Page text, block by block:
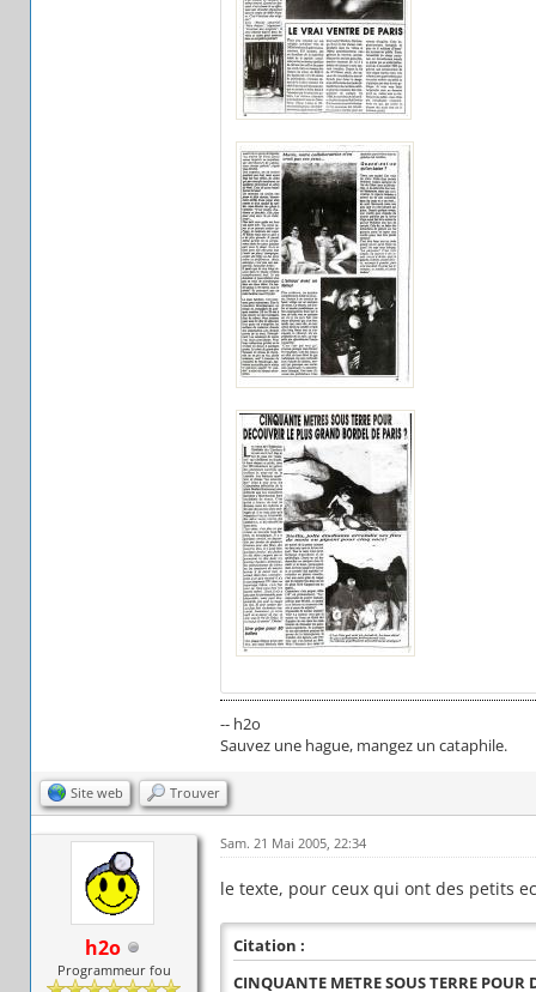
-- h2o
Sauvez une hague, mangez un cataphile.
Site web Trouver
h2o
Programmeur fou
Sam. 21 Mai 2005, 22:34
le texte, pour ceux qui ont des petits
Citation :
CINQUANTE METRE SOUS TERRE POUR